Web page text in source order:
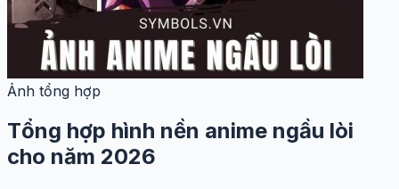
Ảnh tổng hợp
Tổng hợp hình nền anime ngầu lòi
cho năm 2026